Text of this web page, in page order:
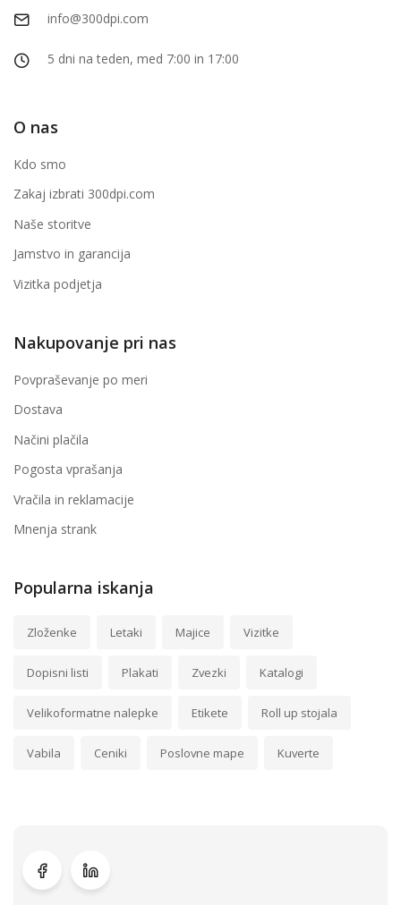
info@300dpi.com
5 dni na teden, med 7:00 in 17:00
O nas
Kdo smo
Zakaj izbrati 300dpi.com
Naše storitve
Jamstvo in garancija
Vizitka podjetja
Nakupovanje pri nas
Povpraševanje po meri
Dostava
Načini plačila
Pogosta vprašanja
Vračila in reklamacije
Mnenja strank
Popularna iskanja
Zloženke Letaki Majice Vizitke
Dopisni listi Plakati Zvezki Katalogi
Velikoformatne nalepke Etikete Roll up stojala
Vabila Ceniki Poslovne mape Kuverte